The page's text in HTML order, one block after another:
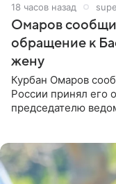
18 часов назад
Омаров
обращение к
жену
Курбан Омаров
России принял его
председателю